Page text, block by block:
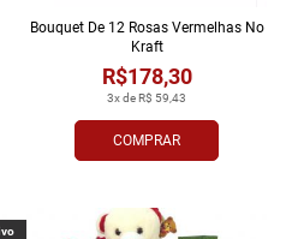
COMPRAR
3x de R$ 59,43
R$178,30
Bouquet De 12 Rosas Vermelhas No
Kraft